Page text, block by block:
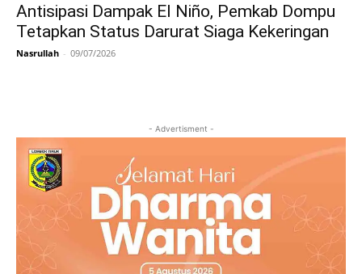
Antisipasi Dampak El Niño, Pemkab Dompu
Tetapkan Status Darurat Siaga Kekeringan
Nasrullah - 09/07/2026
- Advertisment -